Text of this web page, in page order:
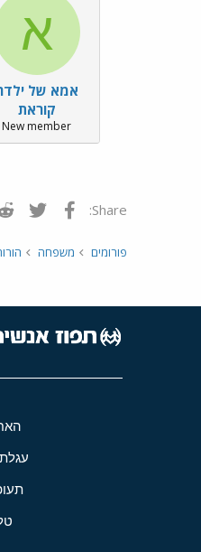
א
אמא של
קוראת
New member
Share: פייסבוק
פורומים משפחה